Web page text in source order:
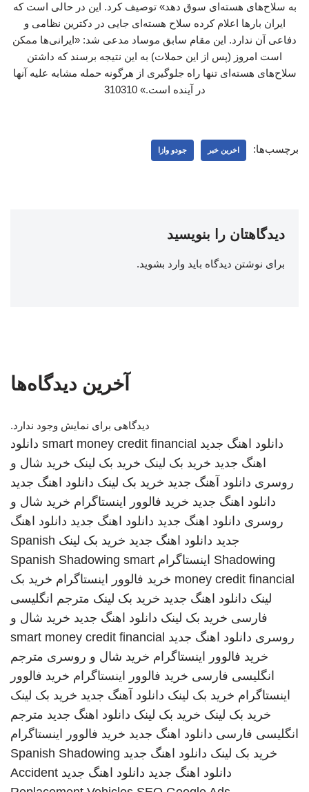
به سلاح‌های هسته‌ای سوق دهد» توصیف کرد. این در حالی است که
ایران بارها اعلام کرده سلاح هسته‌ای جایی در دکترین نظامی و
دفاعی آن ندارد. این مقام سابق موساد مدعی شد: «ایرانی‌ها ممکن
است امروز (پس از این حملات) به این نتیجه برسند که داشتن
سلاح‌های هسته‌ای تنها راه جلوگیری از هرگونه حمله مشابه علیه آنها
در آینده است.» 310310
برچسب‌ها: اخرین خبر جودو وازا
دیدگاهتان را بنویسید
برای نوشتن دیدگاه باید وارد بشوید.
آخرین دیدگاه‌ها
دیدگاهی برای نمایش وجود ندارد.
دانلود اهنگ جدید smart money credit financial دانلود
اهنگ جدید خرید بک لینک خرید بک لینک خرید شال و
روسری دانلود آهنگ جدید خرید بک لینک دانلود اهنگ جدید
دانلود اهنگ جدید خرید فالوور اینستاگرام خرید شال و
روسری دانلود اهنگ جدید دانلود اهنگ جدید دانلود اهنگ
جدید دانلود اهنگ جدید خرید بک لینک Spanish
Shadowing اینستاگرام Spanish Shadowing smart
money credit financial خرید فالوور اینستاگرام خرید بک
لینک دانلود اهنگ جدید خرید بک لینک مترجم انگلیسی
فارسی خرید بک لینک دانلود اهنگ جدید خرید شال و
روسری دانلود اهنگ جدید smart money credit financial
خرید فالوور اینستاگرام خرید شال و روسری مترجم
انگلیسی فارسی خرید فالوور اینستاگرام خرید فالوور
اینستاگرام خرید بک لینک دانلود آهنگ جدید خرید بک لینک
خرید بک لینک خرید بک لینک دانلود اهنگ جدید مترجم
انگلیسی فارسی دانلود اهنگ جدید خرید فالوور اینستاگرام
خرید بک لینک دانلود اهنگ جدید Spanish Shadowing
دانلود اهنگ جدید دانلود اهنگ جدید Accident